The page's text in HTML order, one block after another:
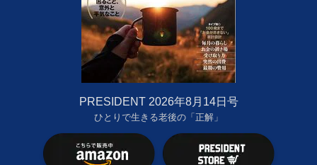
PRESIDENT 2026年8月14日号
ひとりで生きる老後の「正解」